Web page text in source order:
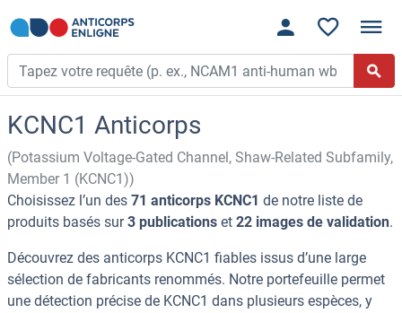
KCNC1 Anticorps
(Potassium Voltage-Gated Channel, Shaw-Related Subfamily,
Member 1 (KCNC1))
Choisissez l’un des 71 anticorps KCNC1 de notre liste de
produits basés sur3 publications et 22 images de validation.
Découvrez des anticorps KCNC1 fiables issus d’une large
sélection de fabricants renommés. Notre portefeuille permet
une détection précise de KCNC1 dans plusieurs espèces, y